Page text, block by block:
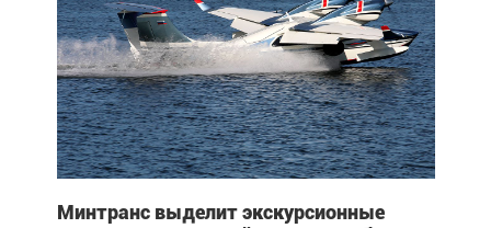
Минтранс выделит экскурсионные